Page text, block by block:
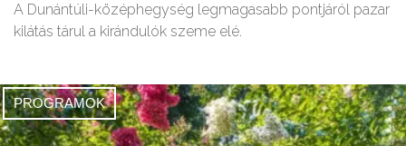
A Dunántúli-középhegység legmagasabb pontjáról pazar
kilátás tárul a kirándulók szeme elé.
PROGRAMOK